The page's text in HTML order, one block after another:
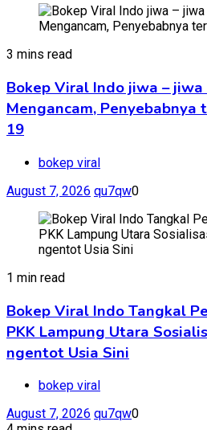
3 mins read
Bokep Viral Indo jiwa –
Mengancam,
19
bokep viral
August 7, 2026 qu7qw0
1 min read
Bokep Viral Indo Tangkal
PKK Lampung Utara
ngentot Usia Sini
bokep viral
August 7, 2026 qu7qw0